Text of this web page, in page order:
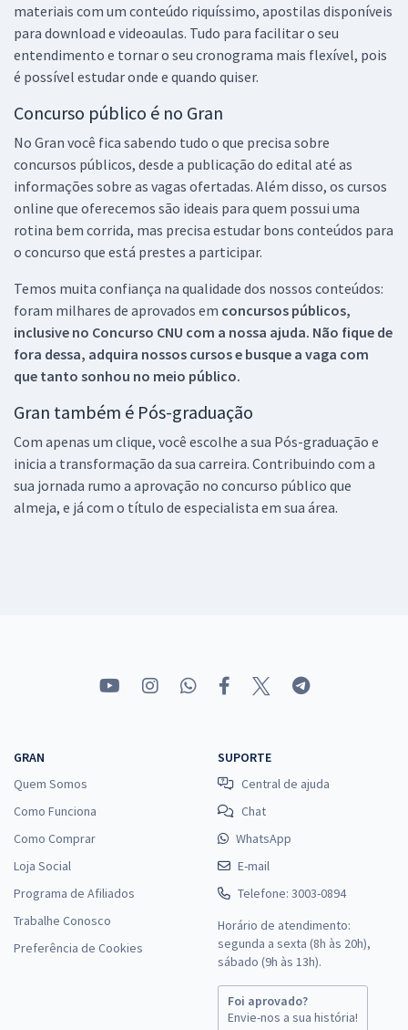
materiais com um conteúdo riquíssimo, apostilas disponíveis
para download e videoaulas. Tudo para facilitar o seu
entendimento e tornar o seu cronograma mais flexível, pois
é possível estudar onde e quando quiser.
Concurso público é no Gran
No Gran você fica sabendo tudo o que precisa sobre
concursos públicos, desde a publicação do edital até as
informações sobre as vagas ofertadas. Além disso, os cursos
online que oferecemos são ideais para quem possui uma
rotina bem corrida, mas precisa estudar bons conteúdos para
o concurso que está prestes a participar.
Temos muita confiança na qualidade dos nossos conteúdos:
foram milhares de aprovados em concursos públicos,
inclusive no Concurso CNU com a nossa ajuda. Não fique de
fora dessa, adquira nossos cursos e busque a vaga com
que tanto sonhou no meio público.
Gran também é Pós-graduação
Com apenas um clique, você escolhe a sua Pós-graduação e
inicia a transformação da sua carreira. Contribuindo com a
sua jornada rumo a aprovação no concurso público que
almeja, e já com o título de especialista em sua área.
GRAN
Quem Somos
Como Funciona
Como Comprar
Loja Social
Programa de Afiliados
Trabalhe Conosco
Preferência de Cookies
SUPORTE
Central de ajuda
Chat
WhatsApp
E-mail
Telefone: 3003-0894
Horário de atendimento:
segunda a sexta (8h às 20h),
sábado (9h às 13h).
Foi aprovado?
Envie-nos a sua história!